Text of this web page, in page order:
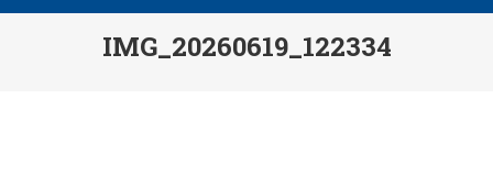
IMG_20260619_122334